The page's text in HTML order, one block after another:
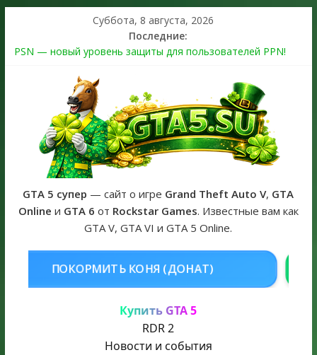
Суббота, 8 августа, 2026
Последние:
PSN — новый уровень защиты для пользователей PPN!
The Kortz Center Heist выйдет в GTA Online уже 14 июля
Регистрация в Rockstar Games Social Club ошибка #1.500.7:
как зарегистрировать аккаунт и войти без проблем в 2026
Получайте особые награды в GTA Online по программе
Fine Art Collector
GTA 6 официальная обложка игры и Предзаказ Grand Theft
Auto VI
GTA 5 супер — сайт о игре Grand Theft Auto V, GTA
Online и GTA 6 от Rockstar Games. Известные вам как
GTA V, GTA VI и GTA 5 Online.
(ДОНАТ) КУПИТЬ GTA 5
Купить GTA 5
RDR 2
Новости и события